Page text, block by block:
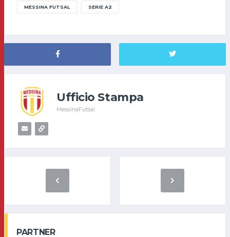
MESSINA FUTSAL SERIE A2
Ufficio Stampa
MessinaFutsal
PARTNER